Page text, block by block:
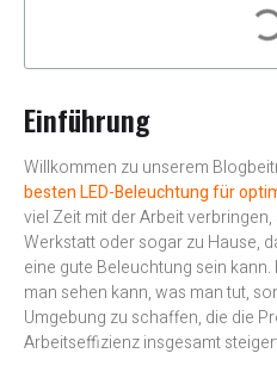
Einführung
Willkommen zu unserem
besten LED-Beleuchtung für
viel Zeit mit der Arbeit
Werkstatt oder sogar zu Hause,
eine gute Beleuchtung sein
man sehen kann, was man tut,
Umgebung zu schaffen, die die
Arbeitseffizienz insgesamt